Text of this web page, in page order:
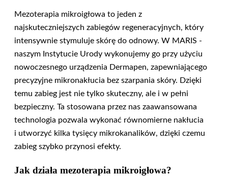
Mezoterapia mikroigłowa to jeden z
najskuteczniejszych zabiegów regeneracyjnych, który
intensywnie stymuluje skórę do odnowy. W MARIS -
naszym Instytucie Urody wykonujemy go przy użyciu
nowoczesnego urządzenia Dermapen, zapewniającego
precyzyjne mikronakłucia bez szarpania skóry. Dzięki
temu zabieg jest nie tylko skuteczny, ale i w pełni
bezpieczny. Ta stosowana przez nas zaawansowana
technologia pozwala wykonać równomierne nakłucia
i utworzyć kilka tysięcy mikrokanalików, dzięki czemu
zabieg szybko przynosi efekty.
Jak działa mezoterapia mikroigłowa?